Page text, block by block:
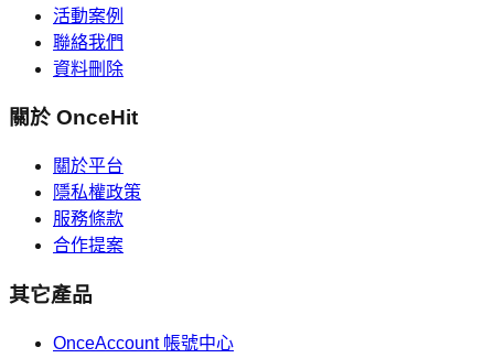
活動案例
聯絡我們
資料刪除
關於 OnceHit
關於平台
隱私權政策
服務條款
合作提案
其它產品
OnceAccount 帳號中心